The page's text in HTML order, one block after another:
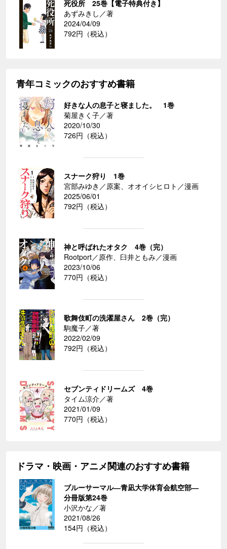
死役所 25巻【電子特典付き】
あずみきし／著
2024/04/09
792円（税込）
青年コミックのおすすめ書籍
好きな人の息子と寝ました。 1巻
菊屋きく子／著
2020/10/30
726円（税込）
スナーク狩り 1巻
宮部みゆき／原案、オオイシヒロト／漫画
2025/06/01
792円（税込）
神と呼ばれたオタク 4巻（完）
Rootport／原作、臼井ともみ／漫画
2023/10/06
770円（税込）
歌舞伎町の洗濯屋さん 2巻（完）
駒魔子／著
2022/02/09
792円（税込）
セブンティドリームズ 4巻
タイム涼介／著
2021/01/09
770円（税込）
ドラマ・映画・アニメ関連のおすすめ書籍
ブルーサーマル―青凪大学体育会航空部―
分冊版第24巻
小沢かな／著
2021/08/26
154円（税込）